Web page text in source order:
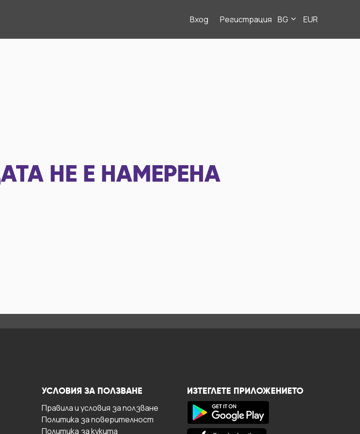
Вход Регистрация BG EUR
НЕ Е НАМЕРЕНА
УСЛОВИЯ ЗА ПОЛЗВАНЕ
Правила и условия за ползване
Политика за поверителност
Политика за кукита
ИЗТЕГЛЕТЕ ПРИЛОЖЕНИЕТО